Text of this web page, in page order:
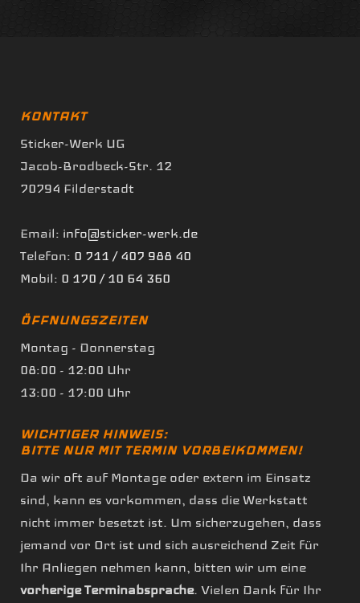
KONTAKT
Sticker-Werk UG
Jacob-Brodbeck-Str. 12
70794 Filderstadt
Email: info@sticker-werk.de
Telefon: 0 711 / 407 988 40
Mobil: 0 170 / 10 64 360
ÖFFNUNGSZEITEN
Montag - Donnerstag
08:00 - 12:00 Uhr
13:00 - 17:00 Uhr
WICHTIGER HINWEIS:
BITTE NUR MIT TERMIN VORBEIKOMMEN!
Da wir oft auf Montage oder extern im Einsatz
sind, kann es vorkommen, dass die Werkstatt
nicht immer besetzt ist. Um sicherzugehen, dass
jemand vor Ort ist und sich ausreichend Zeit für
Ihr Anliegen nehmen kann, bitten wir um eine
vorherige Terminabsprache. Vielen Dank für Ihr